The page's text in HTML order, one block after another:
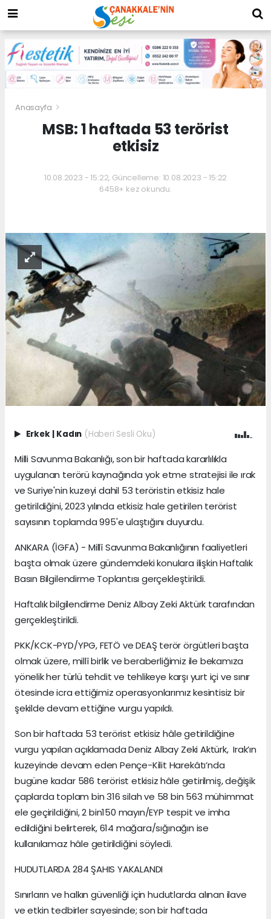
Anasayfa
MSB: 1 haftada 53 terörist
etkisiz
10.08.2023 - 15:22, Güncelleme: 10.08.2023 - 15:22
6458+ kez okundu.
Erkek Kadın (Haberi Sesli Oku)
Milli Savunma Bakanlığı, son bir haftada kararlılıkla
uygulanan terörü kaynağında yok etme stratejisi ile ırak
ve Suriye'nin kuzeyi dahil 53 teröristin etkisiz hale
getirildiğini, 2023 yılında etkisiz hale getirilen terörist
sayısının toplamda 995'e ulaştığını duyurdu.
ANKARA (İGFA) - Millî Savunma Bakanlığının faaliyetleri
başta olmak üzere gündemdeki konulara ilişkin Haftalık
Basın Bilgilendirme Toplantısı gerçekleştirildi.
Haftalık bilgilendirme Deniz Albay Zeki Aktürk tarafından
gerçekleştirildi.
PKK/KCK-PYD/YPG, FETÖ ve DEAŞ terör örgütleri başta
olmak üzere, millî birlik ve beraberliğimiz ile bekamıza
yönelik her türlü tehdit ve tehlikeye karşı yurt içi ve sınır
ötesinde icra ettiğimiz operasyonlarımız kesintisiz bir
şekilde devam ettiğine vurgu yapıldı.
Son bir haftada 53 terörist etkisiz hâle getirildiğine
vurgu yapılan açıklamada Deniz Albay Zeki Aktürk, Irak’ın
kuzeyinde devam eden Pençe-Kilit Harekâtı’nda
bugüne kadar 586 terörist etkisiz hâle getirilmiş, değişik
çaplarda toplam bin 316 silah ve 58 bin 563 mühimmat
ele geçirildiğini, 2 bin150 mayın/EYP tespit ve imha
edildiğini belirterek, 614 mağara/sığınağın ise
kullanılamaz hâle getirildiğini söyledi.
HUDUTLARDA 284 ŞAHIS YAKALANDI
Sınırların ve halkın güvenliği için hudutlarda alınan ilave
ve etkin tedbirler sayesinde; son bir haftada